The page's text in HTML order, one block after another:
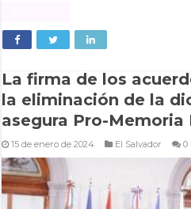
La firma de los
la eliminación de la
asegura Pro-Memoria
15 de enero de 2024 El Salvador 0